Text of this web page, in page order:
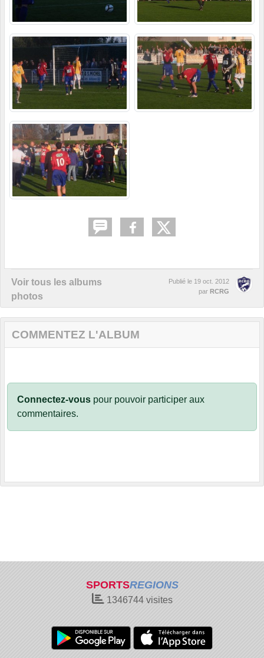
Voir tous les albums
photos
Publié le 19 oct. 2012
par RCRG
COMMENTEZ L'ALBUM
Connectez-vous pour pouvoir participer aux
commentaires.
SPORTSREGIONS
1346744visites